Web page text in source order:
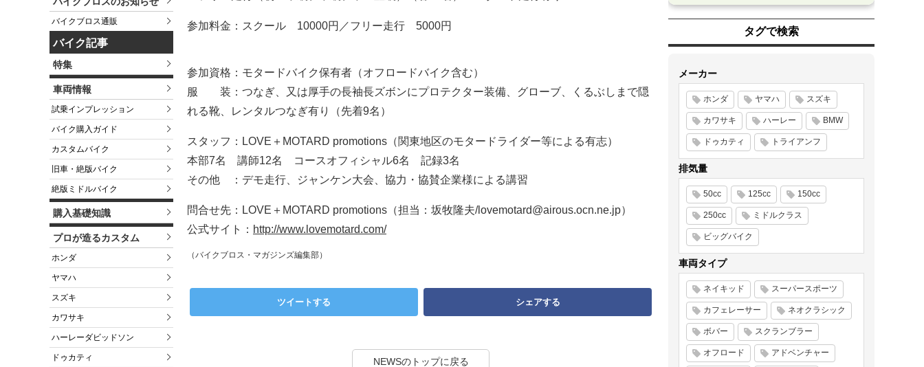
バイクブロス通販
バイク記事
特集
車両情報
試乗インプレッション
バイク購入ガイド
カスタムバイク
旧車・絶版バイク
絶版ミドルバイク
購入基礎知識
プロが造るカスタム
ホンダ
ヤマハ
スズキ
カワサキ
ハーレーダビッドソン
ドゥカティ
参加料金：スクール 10000円／フリー走行 5000円
参加資格：モタードバイク保有者（オフロードバイク含む）
服 装：つなぎ、又は厚手の長袖長ズボンにプロテクター装備、グローブ、くるぶしまで隠
れる靴、レンタルつなぎ有り（先着9名）
スタッフ：LOVE＋MOTARD promotions（関東地区のモタードライダー等による有志）
本部7名 講師12名 コースオフィシャル6名 記録3名
その他 ：デモ走行、ジャンケン大会、協力・協賛企業様による講習
問合せ先：LOVE＋MOTARD promotions（担当：坂牧隆夫/lovemotard@airous.ocn.ne.jp）
公式サイト： http://www.lovemotard.com/
（バイクブロス・マガジンズ編集部）
ツイートする シェアする
NEWSのトップに戻る
タグで検索
メーカー
ホンダ ヤマハ スズキ
カワサキ ハーレー BMW
ドゥカティ トライアンフ
排気量
50cc 125cc 150cc
250cc ミドルクラス
ビッグバイク
車両タイプ
ネイキッド スーパースポーツ
カフェレーサー ネオクラシック
ボバー スクランブラー
オフロード アドベンチャー